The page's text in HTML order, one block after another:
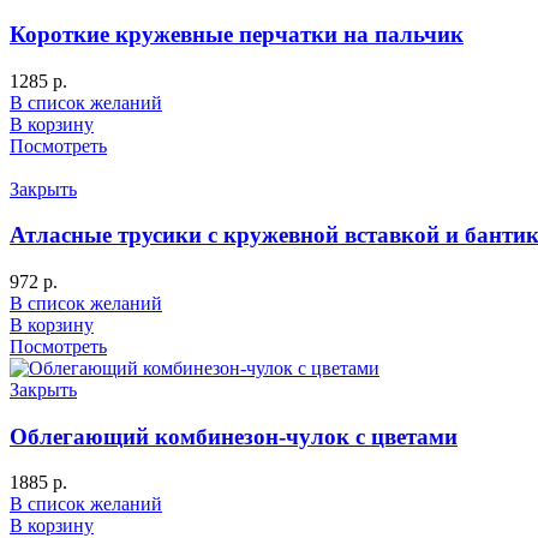
Короткие кружевные перчатки на пальчик
1285 р.
В список желаний
В корзину
Посмотреть
Закрыть
Атласные трусики с кружевной вставкой и
972 р.
В список желаний
В корзину
Посмотреть
Закрыть
Облегающий комбинезон-чулок с цветами
1885 р.
В список желаний
В корзину